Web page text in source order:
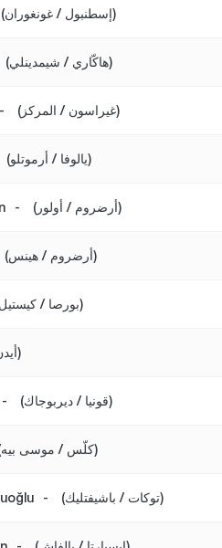
(إسطنبول / غونغوران)
(هاكّاري / شيمدينلي)
- (غيراسون / المركز)
(يالوفا / أرموتلو)
- (أرضروم / أولور)
(أرضروم / هينس)
(بورصا / كيستيل)
(أيدن)
- (قونيا / ديربوجاك)
(كلّس / موسى بيه)
- (توكات / باشيفتليك)